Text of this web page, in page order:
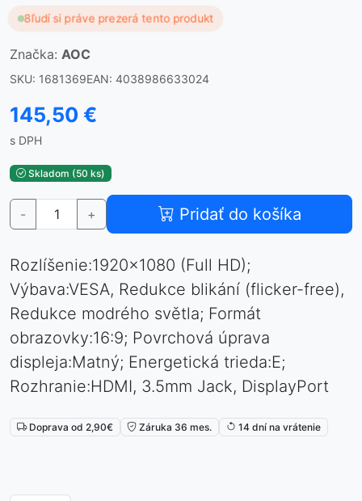
8ľudí si práve prezerá tento produkt
Značka: AOC
SKU: 1681369EAN: 4038986633024
145,50 €
s DPH
Skladom (50 ks)
- + Pridať do košíka
Rozlíšenie:1920×1080 (Full HD);
Výbava:VESA, Redukce blikání (flicker-free),
Redukce modrého světla; Formát
obrazovky:16:9; Povrchová úprava
displeja:Matný; Energetická trieda:E;
Rozhranie:HDMI, 3.5mm Jack, DisplayPort
Doprava od 2,90€ Záruka 36 mes. 14 dní na vrátenie